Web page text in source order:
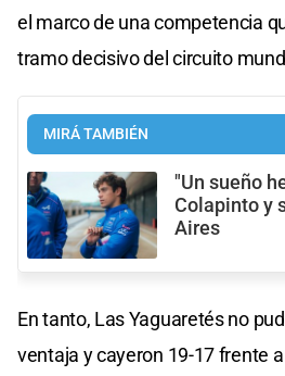
el marco de una competencia
tramo decisivo del circuito
MIRÁ TAMBIÉN
"Un sueño
Colapinto y
Aires
En tanto, Las Yaguaretés no
ventaja y cayeron 19-17 frente